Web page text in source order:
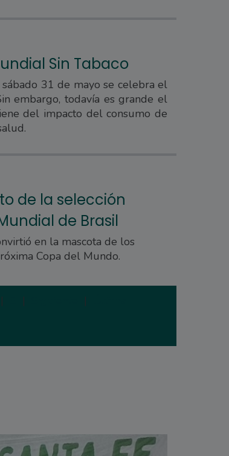
Sin Tabaco
31 de mayo se celebra el
embargo, todavía es grande el
del impacto del consumo de
de la selección
de Brasil
en la mascota de los
Copa del Mundo.
| | |